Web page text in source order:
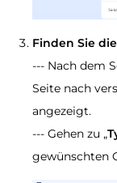
Finden Sie
--- Nach dem
Seite nach
angezeigt.
--- Gehen zu „
gewünschten